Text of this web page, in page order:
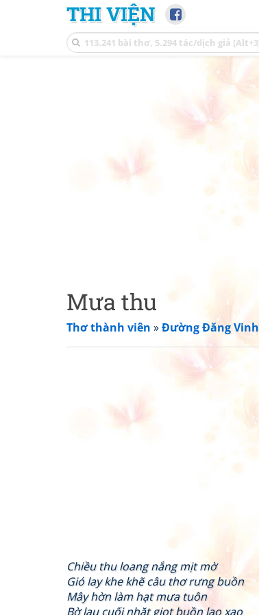
THI VIỆN
Mưa thu
Thơ thành viên »Đường Đăng Vinh
Chiều thu loang nắng mịt mờ
Gió lay khe khẽ câu thơ rưng buồn
Mây hờn làm hạt mưa tuôn
Bờ lau cuối nhặt giọt buồn lao xao